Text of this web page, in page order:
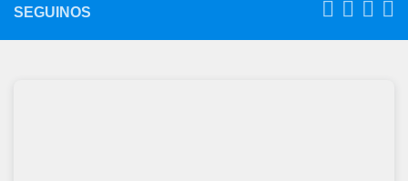
SEGUINOS